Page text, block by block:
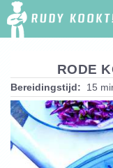
RODE
Bereidingstijd: 15